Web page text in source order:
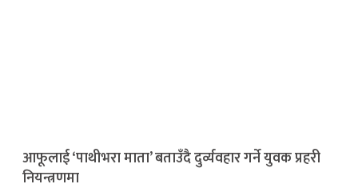
आफूलाई ‘पाथीभरा माता’ बताउँदै दुर्व्यवहार गर्ने युवक प्रहरी
नियन्त्रणमा